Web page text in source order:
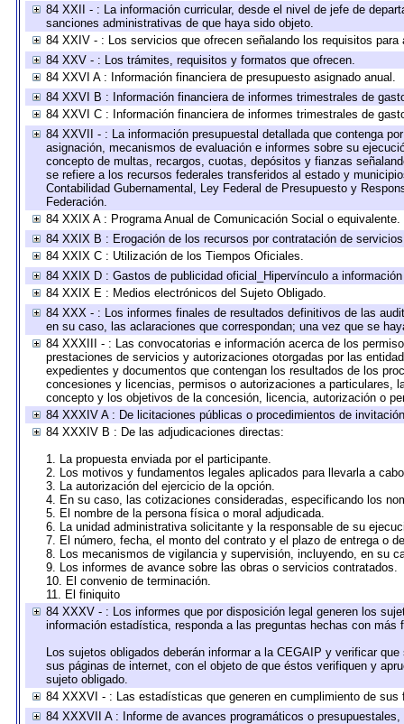
84 XXII - : La información curricular, desde el nivel de jefe de
sanciones administrativas de que haya sido objeto.
84 XXIV - : Los servicios que ofrecen señalando los requisitos para
84 XXV - : Los trámites, requisitos y formatos que ofrecen.
84 XXVI A : Información financiera de presupuesto asignado anual.
84 XXVI B : Información financiera de informes trimestrales de
84 XXVI C : Información financiera de informes trimestrales de
84 XXVII - : La información presupuestal detallada que contenga
asignación, mecanismos de evaluación e informes sobre su
concepto de multas, recargos, cuotas, depósitos y fianzas
se refiere a los recursos federales transferidos al estado y
Contabilidad Gubernamental, Ley Federal de Presupuesto y
Federación.
84 XXIX A : Programa Anual de Comunicación Social o equivalente.
84 XXIX B : Erogación de los recursos por contratación de
84 XXIX C : Utilización de los Tiempos Oficiales.
84 XXIX D : Gastos de publicidad oficial_Hipervínculo a
84 XXIX E : Medios electrónicos del Sujeto Obligado.
84 XXX - : Los informes finales de resultados definitivos de las
en su caso, las aclaraciones que correspondan; una vez que se
84 XXXIII - : Las convocatorias e información acerca de los
prestaciones de servicios y autorizaciones otorgadas por las
expedientes y documentos que contengan los resultados de los
concesiones y licencias, permisos o autorizaciones a particulares,
concepto y los objetivos de la concesión, licencia, autorización o
84 XXXIV A : De licitaciones públicas o procedimientos de
84 XXXIV B : De las adjudicaciones directas:
1. La propuesta enviada por el participante.
2. Los motivos y fundamentos legales aplicados para llevarla a
3. La autorización del ejercicio de la opción.
4. En su caso, las cotizaciones consideradas, especificando los
5. El nombre de la persona física o moral adjudicada.
6. La unidad administrativa solicitante y la responsable de su
7. El número, fecha, el monto del contrato y el plazo de entrega o
8. Los mecanismos de vigilancia y supervisión, incluyendo, en su
9. Los informes de avance sobre las obras o servicios contratados.
10. El convenio de terminación.
11. El finiquito
84 XXXV - : Los informes que por disposición legal generen los
información estadística, responda a las preguntas hechas con más
Los sujetos obligados deberán informar a la CEGAIP y verificar
sus páginas de internet, con el objeto de que éstos verifiquen y
sujeto obligado.
84 XXXVI - : Las estadísticas que generen en cumplimiento de
84 XXXVII A : Informe de avances programáticos o